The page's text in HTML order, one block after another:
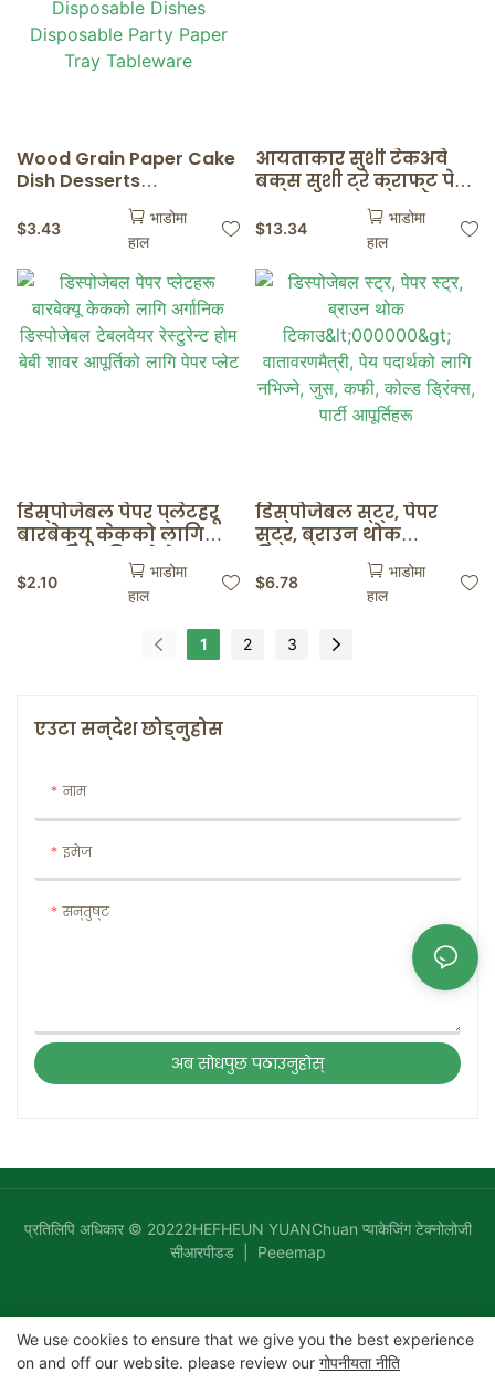
Wood Grain Paper Cake
Dish Desserts
Disposable Plates
Vegetable Plates
Disposable Dishes
Disposable Party Paper
Tray Tableware
$3.43
भाडोमा
हाल
आयताकार सुशी टेकअवे
बक्स सुशी ट्रे क्राफ्ट पेपर
खाना भण्डारण कन्टेनर
$13.34
भाडोमा
हाल
डिस्पोजेबल पेपर प्लेटहरू
बारबेक्यू केकको लागि
अर्गानिक डिस्पोजेबल
टेबलवेयर रेस्टुरेन्ट होम
बेबी शावर आपूर्तिको लागि
$2.10
भाडोमा
हाल
डिस्पोजेबल स्ट्र, पेपर
स्ट्र, ब्राउन थोक
टिकाउ<000000>
वातावरणमैत्री, पेय
पदार्थको लागि नभिज्ने,
पार्टी आपूर्तिहरू
$6.78
भाडोमा
हाल
1 2 3
एउटा सन्देश छोड्नुहोस
नाम
इमेज
सन्तुष्ट
अब सोधपुछ पठाउनुहोस्
प्रतिलिपि अधिकार © 20222HEFHEUN YUANChuan प्याकेजिंग टेक्नोलोजी
सीआरपीडड |
Peeemap
We use cookies to ensure that we give you the best experience
on and off our website. please review our गोपनीयता नीति